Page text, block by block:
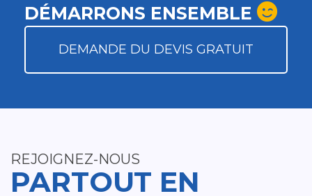
DÉMARRONS ENSEMBLE
DEMANDE DU DEVIS GRATUIT
REJOIGNEZ-NOUS
PARTOUT EN